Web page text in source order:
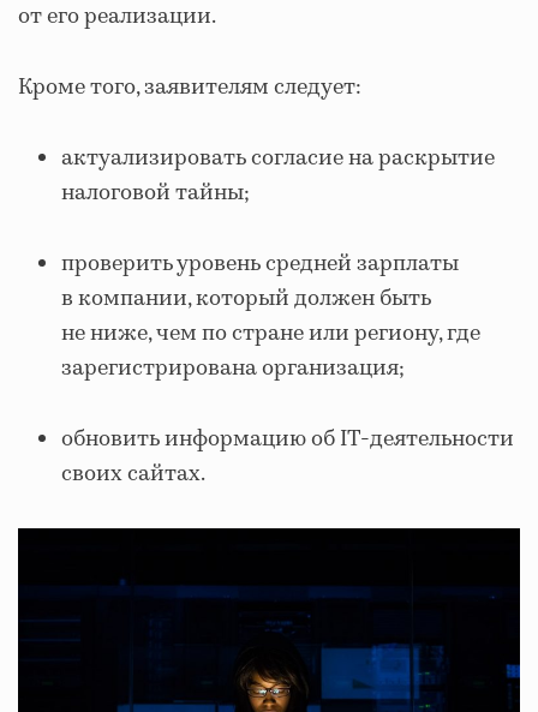
от его реализации.
Кроме того, заявителям следует:
актуализировать согласие на раскрытие
налоговой тайны;
проверить уровень средней зарплаты
в компании, который должен быть
не ниже, чем по стране или региону, где
зарегистрирована организация;
обновить информацию об IT-деятельности
своих сайтах.